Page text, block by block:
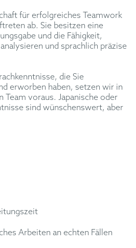
für erfolgreiches Teamwork
ab. Sie besitzen eine
und die Fähigkeit,
und sprachlich präzise
die Sie
erworben haben, setzen wir in
Team voraus. Japanische oder
sind wünschenswert, aber
Arbeiten an echten Fällen